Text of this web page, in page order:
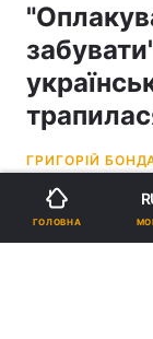
ГРИГОРІЙ
12:26, 07.04.22
ГОЛОВНА